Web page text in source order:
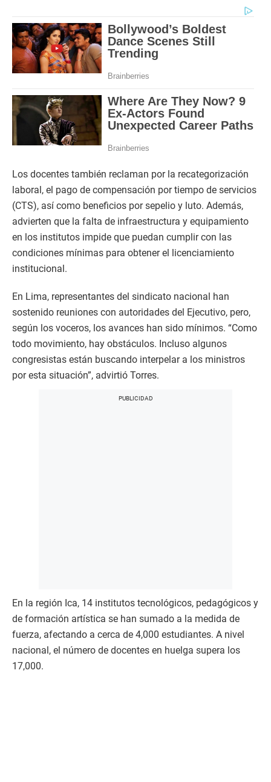
Los docentes también reclaman por la recategorización
laboral, el pago de compensación por tiempo de servicios
(CTS), así como beneficios por sepelio y luto. Además,
advierten que la falta de infraestructura y equipamiento
en los institutos impide que puedan cumplir con las
condiciones mínimas para obtener el licenciamiento
institucional.
En Lima, representantes del sindicato nacional han
sostenido reuniones con autoridades del Ejecutivo, pero,
según los voceros, los avances han sido mínimos. “Como
todo movimiento, hay obstáculos. Incluso algunos
congresistas están buscando interpelar a los ministros
por esta situación”, advirtió Torres.
En la región Ica, 14 institutos tecnológicos, pedagógicos y
de formación artística se han sumado a la medida de
fuerza, afectando a cerca de 4,000 estudiantes. A nivel
nacional, el número de docentes en huelga supera los
17,000.